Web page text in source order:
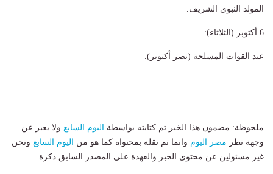
المولد النبوي الشريف.
6 أكتوبر (الثلاثاء):
عيد القوات المسلحة (نصر أكتوبر).
ملحوظة: مضمون هذا الخبر تم كتابته بواسطة اليوم السابع ولا يعبر عن
وجهة نظر مصر اليوم وانما تم نقله بمحتواه كما هو من اليوم السابع ونحن
غير مسئولين عن محتوى الخبر والعهدة علي المصدر السابق ذكرة.